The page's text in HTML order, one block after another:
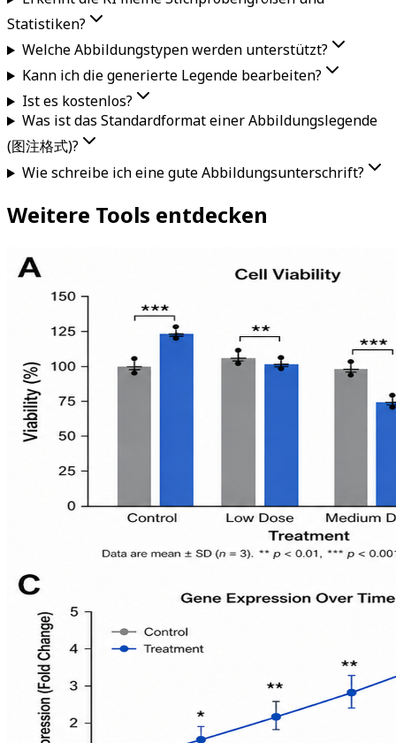
Statistiken?
Welche Abbildungstypen werden unterstützt?
Kann ich die generierte Legende bearbeiten?
Ist es kostenlos?
Was ist das Standardformat einer Abbildungslegende
(图注格式)?
Wie schreibe ich eine gute Abbildungsunterschrift?
Weitere Tools entdecken